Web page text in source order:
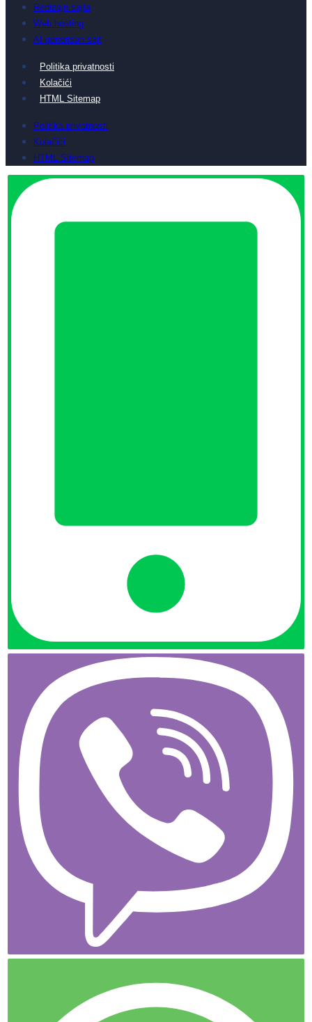
Redizajn sajta
Web hosting
AI-generisan sajt
Politika privatnosti
Kolačići
HTML Sitemap
Politika privatnosti
Kolačići
HTML Sitemap